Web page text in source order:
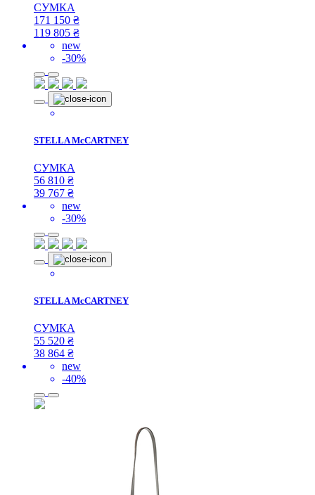
СУМКА
171 150 ₴
119 805 ₴
new
-30%
STELLA McCARTNEY
СУМКА
56 810 ₴
39 767 ₴
new
-30%
STELLA McCARTNEY
СУМКА
55 520 ₴
38 864 ₴
new
-40%